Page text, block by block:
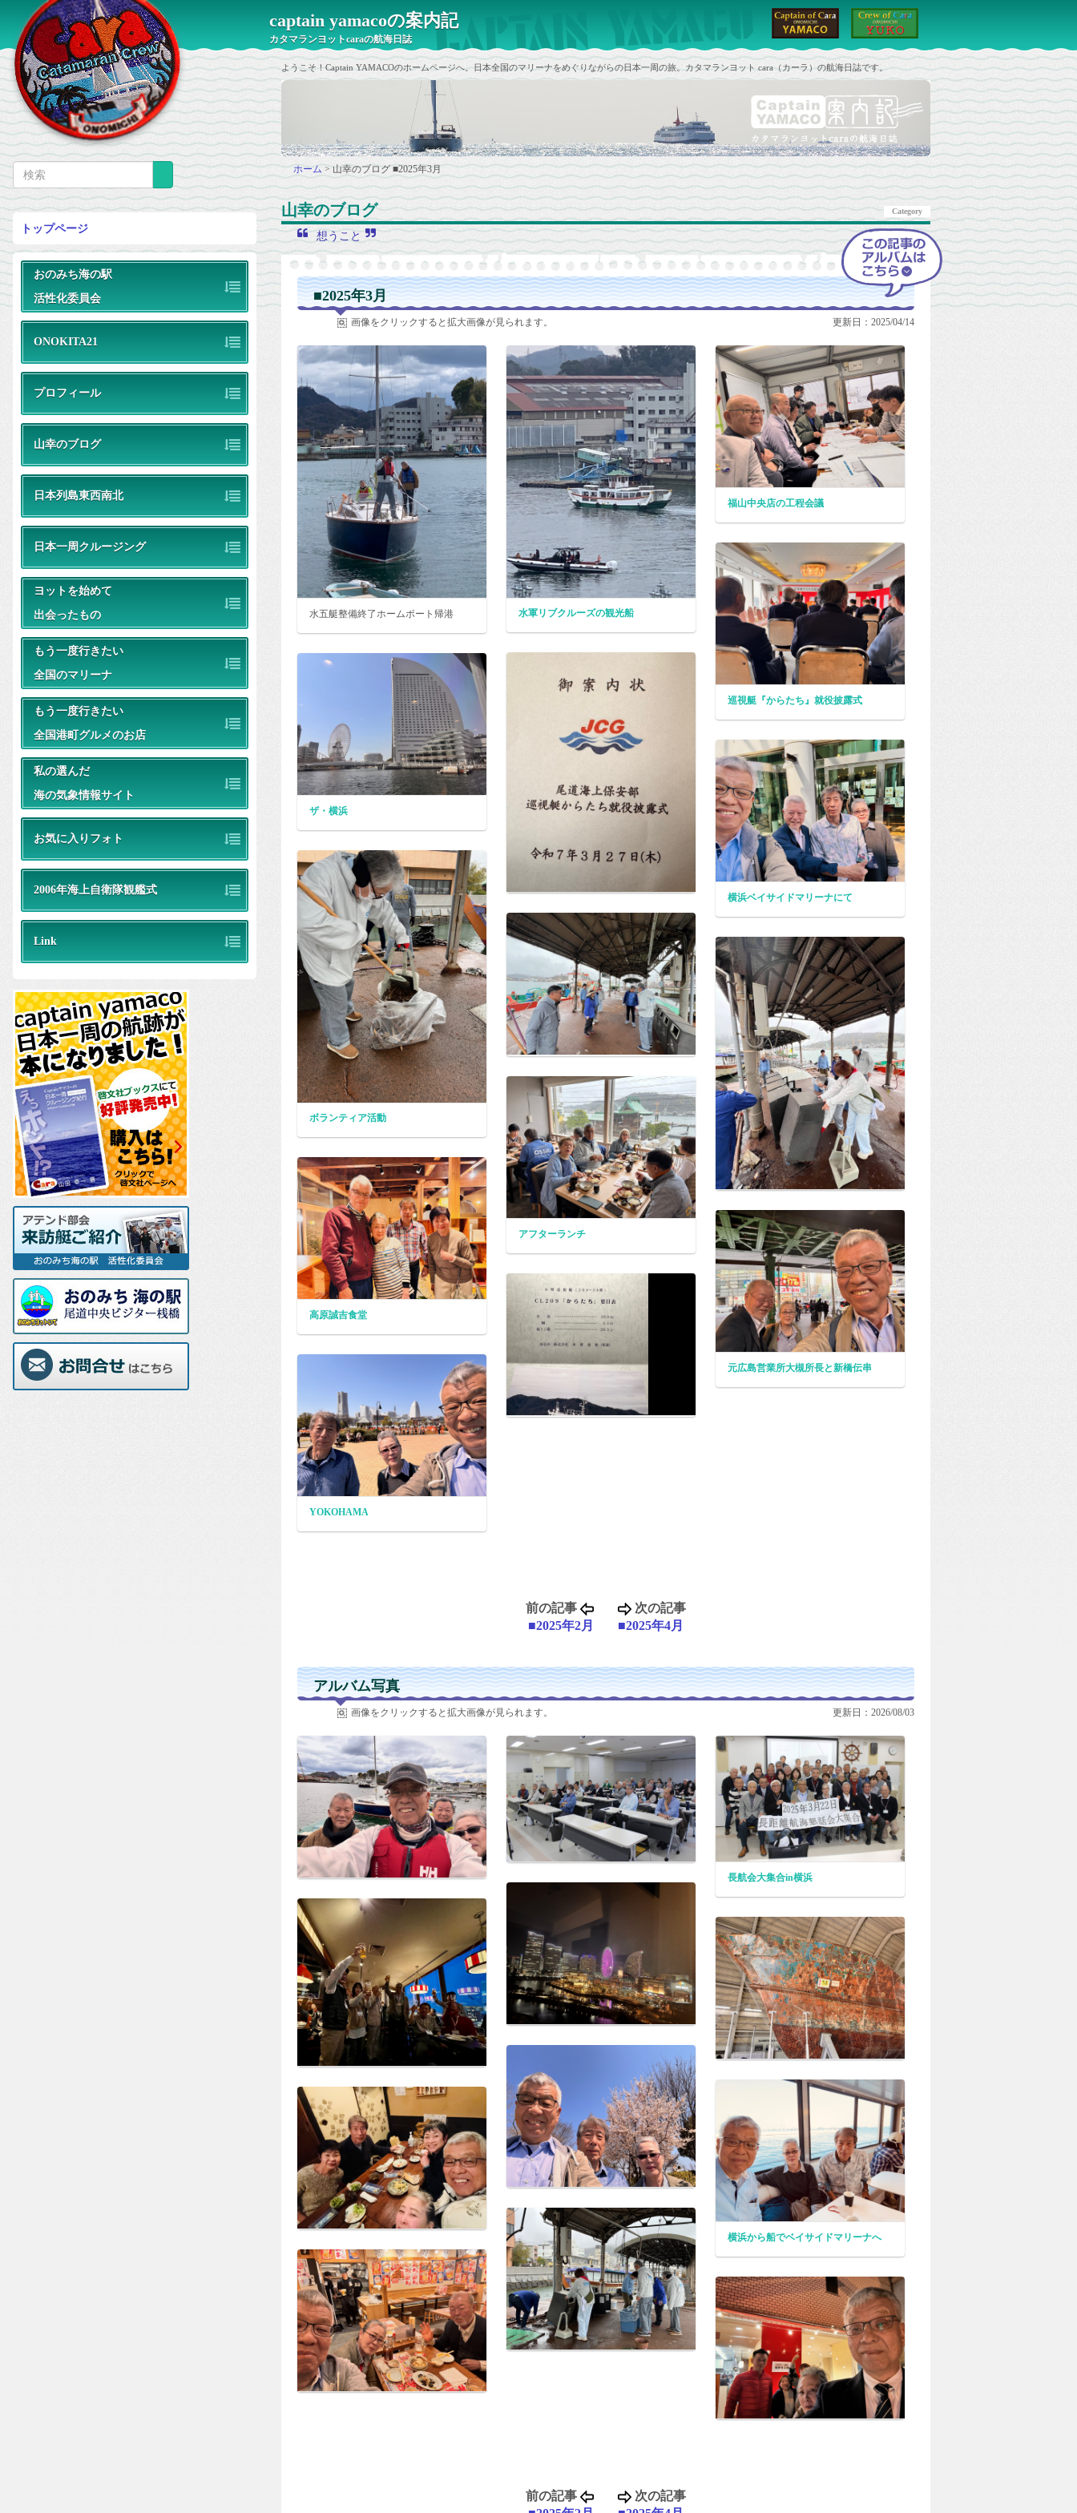
トップページ
おのみち海の駅
活性化委員会
ONOKITA21
プロフィール
山幸のブログ
日本列島東西南北
日本一周クルージング
ヨットを始めて
出会ったもの
もう一度行きたい
全国のマリーナ
もう一度行きたい
全国港町グルメのお店
私の選んだ
海の気象情報サイト
お気に入りフォト
2006年海上自衛隊観艦式
Link
captain yamacoの案内記
カタマランヨットcaraの航海日誌
ようこそ！Captain YAMACOのホームページへ。日本全国のマリーナをめぐりながらの日本一周の旅。カタマランヨット cara（カーラ）の航海日誌です。
ホーム >山幸のブログ■2025年3月
山幸のブログ Category
想うこと
■2025年3月
画像をクリックすると拡大画像が見られます。 更新日：2025/04/14
水五艇整備終了ホームポート帰港 水軍リブクルーズの観光船
福山中央店の工程会議
巡視艇『からたち』就役披露式
ザ・横浜
横浜ベイサイドマリーナにて
ボランティア活動
アフターランチ
高原誠吉食堂
元広島営業所大槻所長と新橋伝串
YOKOHAMA
前の記事
■2025年2月
次の記事
■2025年4月
アルバム写真
画像をクリックすると拡大画像が見られます。 更新日：2026/08/03
長航会大集合in横浜
横浜から船でベイサイドマリーナへ
前の記事
次の記事